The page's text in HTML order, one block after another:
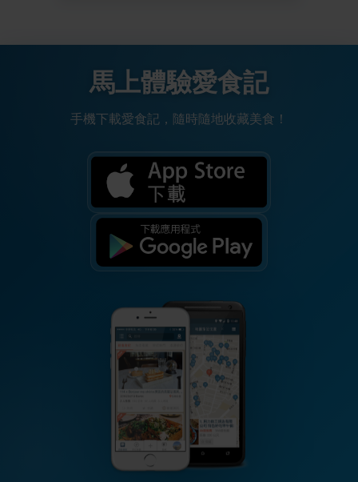
馬上體驗愛食記
手機下載愛食記，隨時隨地收藏美食！